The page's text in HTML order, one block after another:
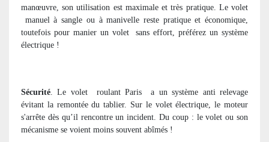
manœuvre, son utilisation est maximale et très pratique. Le volet
manuel à sangle ou à manivelle reste pratique et économique,
toutefois pour manier un volet
sans effort, préférez un système
électrique !
Sécurité . Le volet roulant Paris
a un système anti relevage
évitant la remontée du tablier. Sur le volet électrique, le moteur
s'arrête dès qu’il rencontre un incident. Du coup : le volet ou son
mécanisme se voient moins souvent abîmés !